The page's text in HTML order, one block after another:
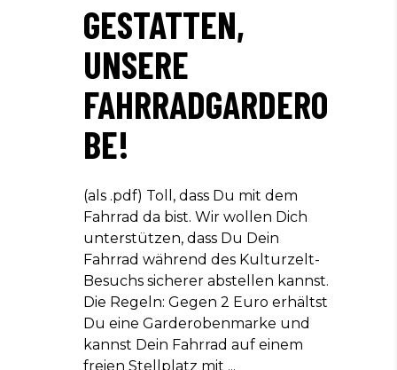
GESTATTEN,
UNSERE
FAHRRADGARDERO
BE!
(als .pdf) Toll, dass Du mit dem
Fahrrad da bist. Wir wollen Dich
unterstützen, dass Du Dein
Fahrrad während des Kulturzelt-
Besuchs sicherer abstellen kannst.
Die Regeln: Gegen 2 Euro erhältst
Du eine Garderobenmarke und
kannst Dein Fahrrad auf einem
freien Stellplatz mit